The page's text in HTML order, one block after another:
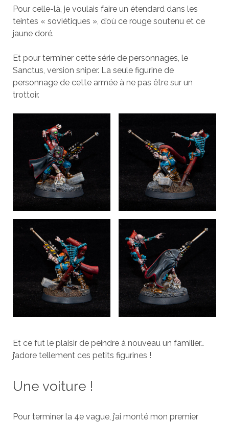
Pour celle-là, je voulais faire un étendard dans les
teintes « soviétiques », d’où ce rouge soutenu et ce
jaune doré.
Et pour terminer cette série de personnages, le
Sanctus, version sniper. La seule figurine de
personnage de cette armée à ne pas être sur un
trottoir.
Et ce fut le plaisir de peindre à nouveau un familier…
j’adore tellement ces petits figurines !
Une voiture !
Pour terminer la 4e vague, j’ai monté mon premier